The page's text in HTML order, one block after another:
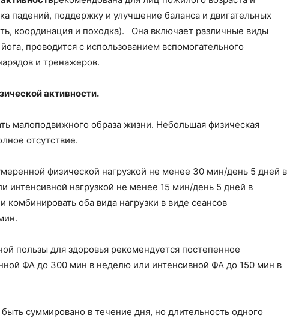
падений, поддержку и улучшение баланса и двигательных
координация и походка). Она включает различные виды
проводится с использованием вспомогательного
и тренажеров.
активности.
малоподвижного образа жизни. Небольшая физическая
отсутствие.
физической нагрузкой не менее 30 мин/день 5 дней в
интенсивной нагрузкой не менее 15 мин/день 5 дней в
оба вида нагрузки в виде сеансов
пользы для здоровья рекомендуется постепенное
ФА до 300 мин в неделю или интенсивной ФА до 150 мин в
суммировано в течение дня, но длительность одного